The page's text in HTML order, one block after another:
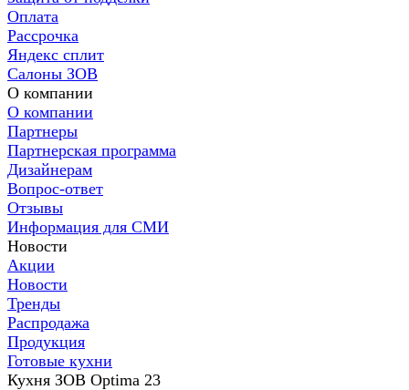
Оплата
Рассрочка
Яндекс сплит
Салоны ЗОВ
О компании
О компании
Партнеры
Партнерская программа
Дизайнерам
Вопрос-ответ
Отзывы
Информация для СМИ
Новости
Акции
Новости
Тренды
Распродажа
Продукция
Готовые кухни
Кухня ЗОВ Optima 23